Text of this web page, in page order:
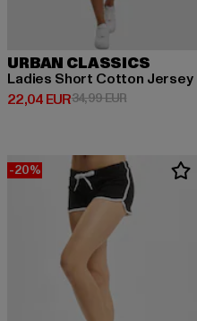
URBAN CLASSICS
Ladies Short Cotton Jersey
22,04 EUR
Derzeitiger Preis: 22,04 EUR
34,99 EUR
-20%